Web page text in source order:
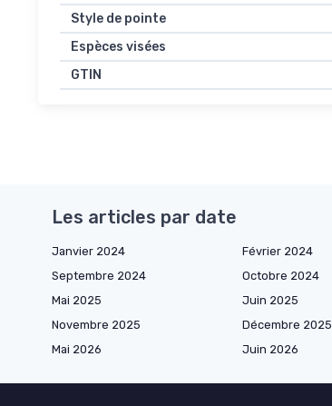
Style de pointe
Espèces visées
GTIN
Les articles par date
Janvier 2024 Février 2024
Septembre 2024
Octobre 2024
Mai 2025
Juin 2025
Novembre 2025
Décembre 2025
Mai 2026
Juin 2026